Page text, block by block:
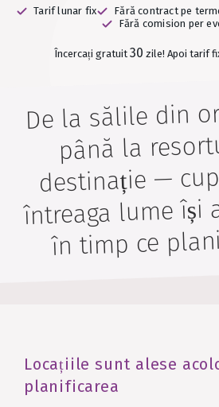
Tarif lunar fix Fără contract pe
Fără comision per
Încercați gratuit 30 zile! Apoi tarif
De la sălile din
până la
destinație —
întreaga lume își
în timp ce
Locațiile sunt alese
planificarea